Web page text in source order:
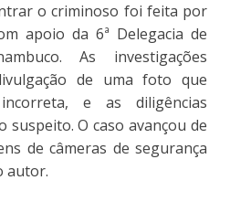
o criminoso foi feita por
apoio da 6ª Delegacia de
As investigações
de uma foto que
e as diligências
O caso avançou de
de câmeras de segurança
autor.